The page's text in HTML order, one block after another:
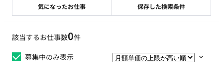
該当するお仕事数0件
募集中のみ表示
気になったお仕事 保存した検索条件